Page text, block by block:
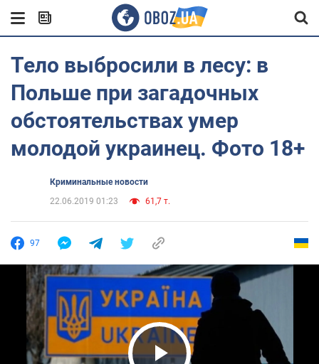
Тело выбросили в лесу: в
Польше при загадочных
обстоятельствах умер
молодой украинец. Фото 18+
Криминальные новости
22.06.2019 01:23
61,7 т.
97